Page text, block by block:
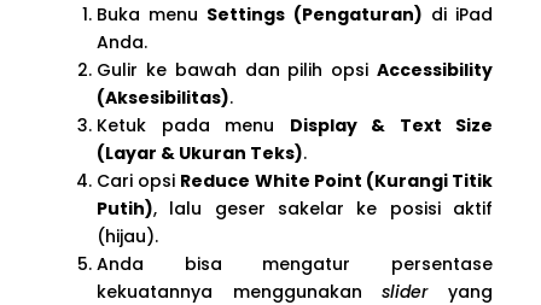
Buka menu Settings (Pengaturan) di iPad
Anda.
Gulir ke bawah dan pilih opsi Accessibility
(Aksesibilitas).
Ketuk pada menu Display & Text Size
(Layar & Ukuran Teks).
Cari opsi Reduce White Point (Kurangi Titik
Putih), lalu geser sakelar ke posisi aktif
(hijau).
Anda bisa mengatur persentase
kekuatannya menggunakanslideryang